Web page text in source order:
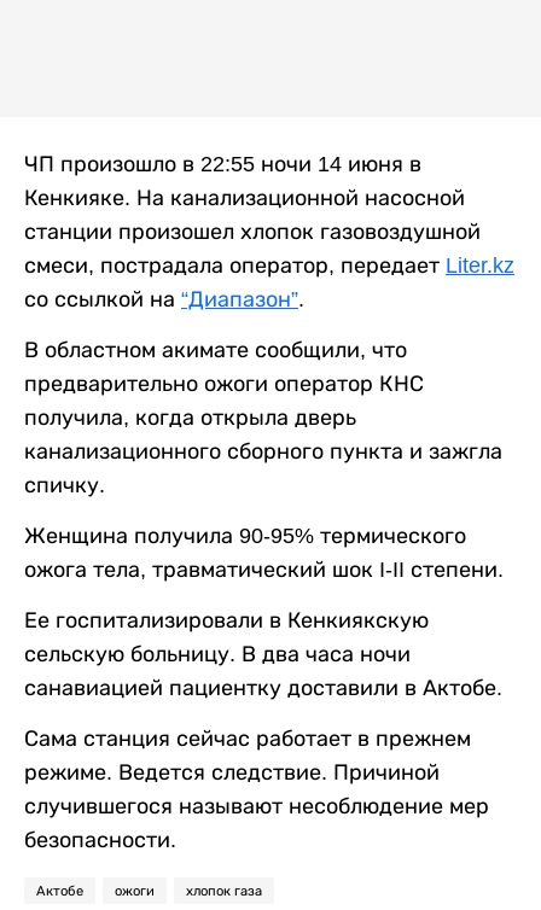
ЧП произошло в 22:55 ночи 14 июня в
Кенкияке. На канализационной насосной
станции произошел хлопок газовоздушной
смеси, пострадала оператор, передает Liter.kz
со ссылкой на “Диапазон”.
В областном акимате сообщили, что
предварительно ожоги оператор КНС
получила, когда открыла дверь
канализационного сборного пункта и зажгла
спичку.
Женщина получила 90-95% термического
ожога тела, травматический шок I-II степени.
Ее госпитализировали в Кенкиякскую
сельскую больницу. В два часа ночи
санавиацией пациентку доставили в Актобе.
Сама станция сейчас работает в прежнем
режиме. Ведется следствие. Причиной
случившегося называют несоблюдение мер
безопасности.
Актобе ожоги хлопок газа